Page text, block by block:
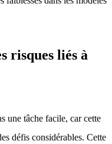
risques liés à
une tâche facile, car cette
défis considérables. Cette